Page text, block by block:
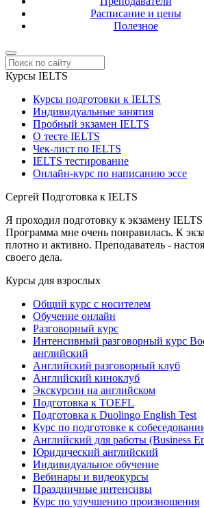
Расписание и цены
Полезное
Курсы IELTS
Курсы подготовки к IELTS
Индивидуальные занятия
Пробный экзамен IELTS
О тесте IELTS
Чек-лист по IELTS
IELTS тестирование
Онлайн-курс по написанию эссе
Сергей Подготовка к IELTS
Я проходил подготовку к экзамену
Программа мне очень понравилась. К
плотно и активно. Преподаватель -
своего дела.
Курсы для взрослых
Общий курс с носителем
Обучение онлайн
Разговорный курс
Интенсивный разговорный курс
английский
Английский разговорный клуб
Английский киноклуб
Экскурсии на английском
Подготовка к TOEFL
Подготовка к Duolingo English Test
Курс по подготовке к
Английский для работы (Business
Юридический английский
Индивидуальное обучение
Вебинары и видеокурсы
Праздничные интенсивы
Курс по улучшению произношения